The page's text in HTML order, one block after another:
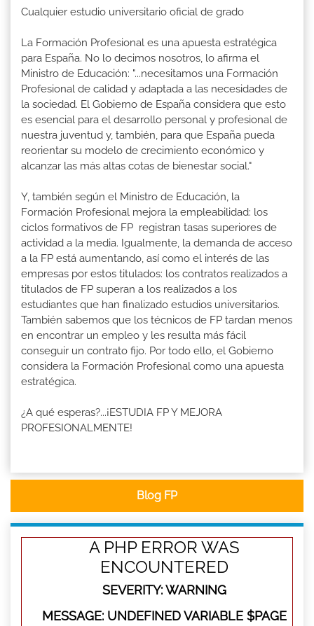
Cualquier estudio universitario oficial de grado
La Formación Profesional es una apuesta estratégica
para España. No lo decimos nosotros, lo afirma el
Ministro de Educación: "...necesitamos una Formación
Profesional de calidad y adaptada a las necesidades de
la sociedad. El Gobierno de España considera que esto
es esencial para el desarrollo personal y profesional de
nuestra juventud y, también, para que España pueda
reorientar su modelo de crecimiento económico y
alcanzar las más altas cotas de bienestar social."
Y, también según el Ministro de Educación, la
Formación Profesional mejora la empleabilidad: los
ciclos formativos de FP registran tasas superiores de
actividad a la media. Igualmente, la demanda de acceso
a la FP está aumentando, así como el interés de las
empresas por estos titulados: los contratos realizados a
titulados de FP superan a los realizados a los
estudiantes que han finalizado estudios universitarios.
También sabemos que los técnicos de FP tardan menos
en encontrar un empleo y les resulta más fácil
conseguir un contrato fijo. Por todo ello, el Gobierno
considera la Formación Profesional como una apuesta
estratégica.
¿A qué esperas?...¡ESTUDIA FP Y MEJORA
PROFESIONALMENTE!
Blog FP
A PHP ERROR WAS
ENCOUNTERED
SEVERITY: WARNING
MESSAGE: UNDEFINED VARIABLE $PAGE